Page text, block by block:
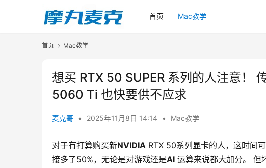
首页 Mac教学
首页 Mac教学
想买 RTX 50 SUPER 系列的人注意！
5060 Ti 也快要供不应求
麦克哥 • 2025年11月8日 14:14 • Mac教学
对于有打算购买新NVIDIA RTX 50系列 显卡的人，这时间
接多了50%，无论是对游戏还是AI 运算来说都大加分。 但